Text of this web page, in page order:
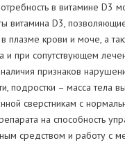
в витамине
витамина D3,
в плазме крови и моче, а
и при сопутствующем
признаков
подростки – масса тела
сверстникам с
на способность
средством и работу с